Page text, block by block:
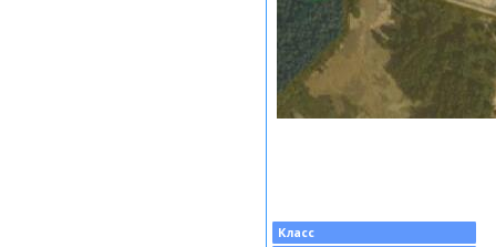
Класс